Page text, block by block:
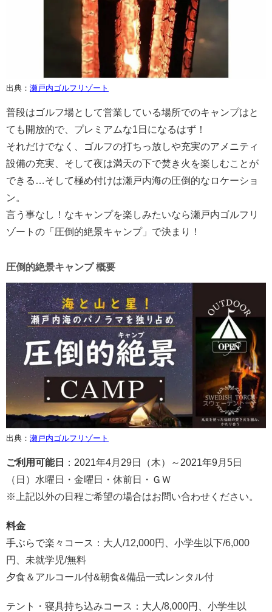
出典： 瀬戸内ゴルフリゾート
普段はゴルフ場として営業している場所でのキャンプはと
ても開放的で、プレミアムな1日になるはず！
それだけでなく、ゴルフの打ちっ放しや充実のアメニティ
設備の充実、そして夜は満天の下で焚き火を楽しむことが
できる…そして極め付けは瀬戸内海の圧倒的なロケーショ
ン。
言う事なし！なキャンプを楽しみたいなら瀬戸内ゴルフリ
ゾートの「圧倒的絶景キャンプ」で決まり！
圧倒的絶景キャンプ 概要
出典： 瀬戸内ゴルフリゾート
ご利用可能日
：2021年4月29日（木）～2021年9月5日
（日）水曜日・金曜日・休前日・ＧＷ
※上記以外の日程ご希望の場合はお問い合わせください。
料金
手ぶらで楽々コース：大人/12,000円、小学生以下/6,000
円、未就学児/無料
夕食＆アルコール付&朝食&備品一式レンタル付
テント・寝具持ち込みコース：大人/8,000円、小学生以